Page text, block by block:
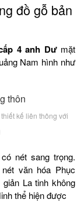
đồ gỗ bản
4 anh Dưmặt
Nam hình như
kế liên thông với
nét sang trọng.
văn hóa Phục
La tinh không
thể hiện được